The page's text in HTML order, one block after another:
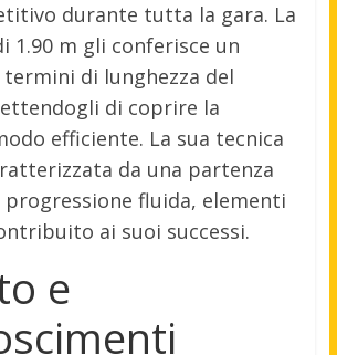
durante tutta la gara. La
1.90 m gli conferisce un
di lunghezza del
di coprire la
efficiente. La sua tecnica
da una partenza
progressione fluida, elementi
ai suoi successi.
e